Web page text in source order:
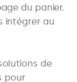
du panier.
intégrer au
de
pour